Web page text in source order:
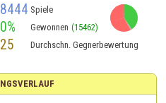
Spiele
Gewonnen (15462)
Durchschn. Gegnerbewertung